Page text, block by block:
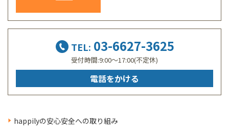
TEL: 03-6627-3625
受付時間:9:00～17:00(不定休)
電話をかける
happilyの安心安全への取り組み